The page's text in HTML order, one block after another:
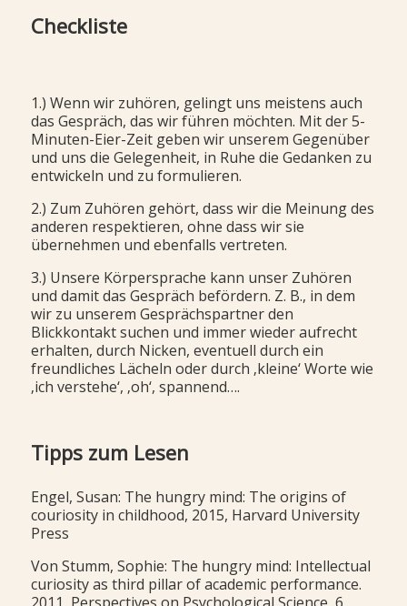
Checkliste
1.) Wenn wir zuhören, gelingt uns meistens auch
das Gespräch, das wir führen möchten. Mit der 5-
Minuten-Eier-Zeit geben wir unserem Gegenüber
und uns die Gelegenheit, in Ruhe die Gedanken zu
entwickeln und zu formulieren.
2.) Zum Zuhören gehört, dass wir die Meinung des
anderen respektieren, ohne dass wir sie
übernehmen und ebenfalls vertreten.
3.) Unsere Körpersprache kann unser Zuhören
und damit das Gespräch befördern. Z. B., in dem
wir zu unserem Gesprächspartner den
Blickkontakt suchen und immer wieder aufrecht
erhalten, durch Nicken, eventuell durch ein
freundliches Lächeln oder durch ‚kleine‘ Worte wie
‚ich verstehe‘, ‚oh‘, spannend….
Tipps zum Lesen
Engel, Susan: The hungry mind: The origins of
couriosity in childhood, 2015, Harvard University
Press
Von Stumm, Sophie: The hungry mind: Intellectual
curiosity as third pillar of academic performance.